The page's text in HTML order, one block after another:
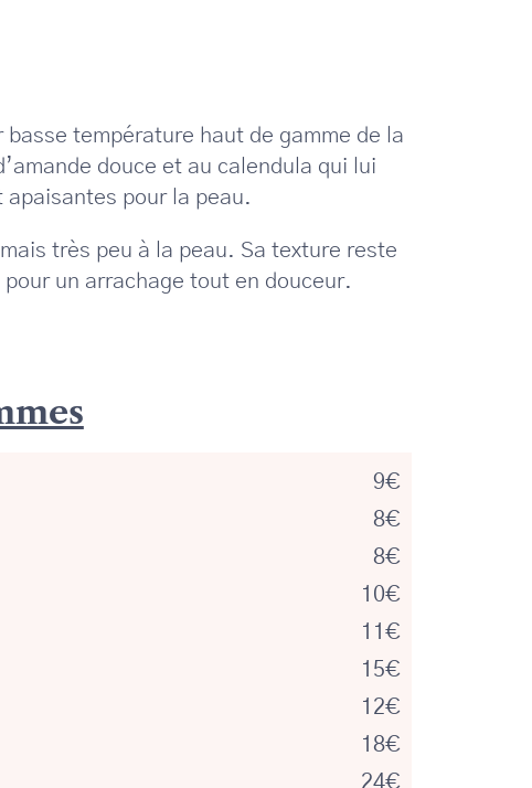
basse température haut de gamme de la
douce et au calendula qui lui
pour la peau.
très peu à la peau. Sa texture reste
un arrachage tout en douceur.
9€
8€
8€
10€
11€
15€
12€
18€
24€